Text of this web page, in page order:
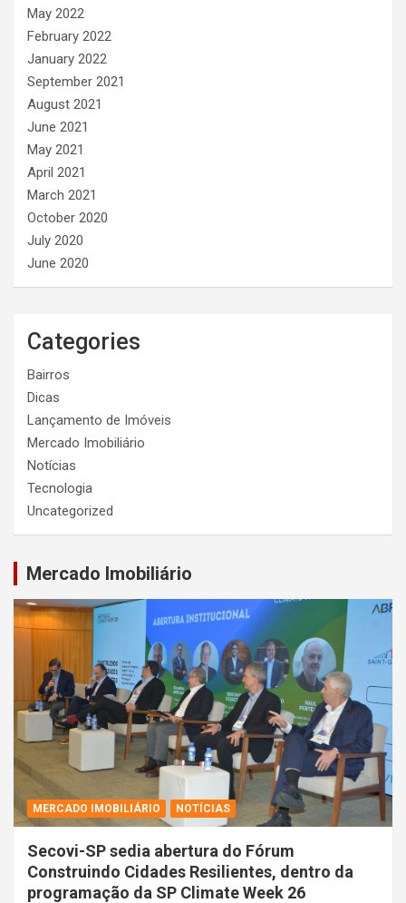
May 2022
February 2022
January 2022
September 2021
August 2021
June 2021
May 2021
April 2021
March 2021
October 2020
July 2020
June 2020
Categories
Bairros
Dicas
Lançamento de Imóveis
Mercado Imobiliário
Notícias
Tecnologia
Uncategorized
Mercado Imobiliário
MERCADO IMOBILIÁRIO NOTÍCIAS
Secovi-SP sedia abertura do Fórum
Construindo Cidades Resilientes, dentro da
programação da SP Climate Week 26